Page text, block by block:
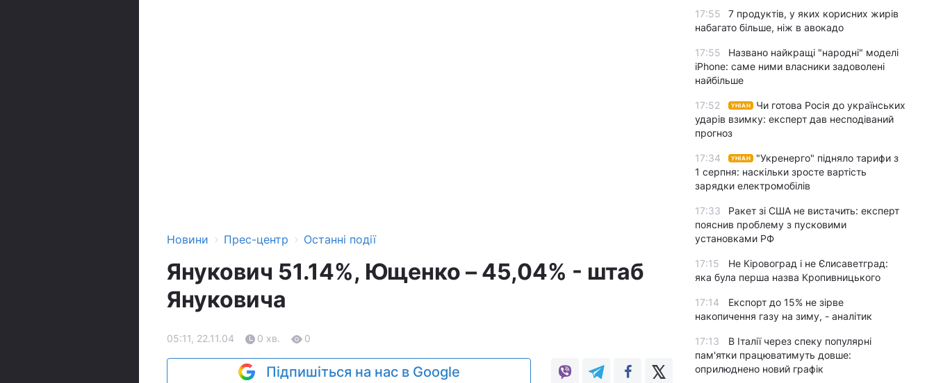
Новини › Прес-центр › Останні події
Янукович 51.14%, Ющенко – 45,04% - штаб
Януковича
05:11, 22.11.04 0 хв. 0
Підпишіться на нас в Google
17:55
7 продуктів, у яких корисних жирів
набагато більше, ніж в авокадо
17:55
Названо найкращі "народні" моделі
iPhone: саме ними власники задоволені
найбільше
17:52 УНІАН
Чи готова Росія до українських
ударів взимку: експерт дав несподіваний
прогноз
17:34 УНІАН
"Укренерго" підняло тарифи з
1 серпня: наскільки зросте вартість
зарядки електромобілів
17:33
Ракет зі США не вистачить: експерт
пояснив проблему з пусковими
установками РФ
17:15
Не Кіровоград і не Єлисаветград:
яка була перша назва Кропивницького
17:14
Експорт до 15% не зірве
накопичення газу на зиму, - аналітик
17:13
В Італії через спеку популярні
пам'ятки працюватимуть довше:
оприлюднено новий графік